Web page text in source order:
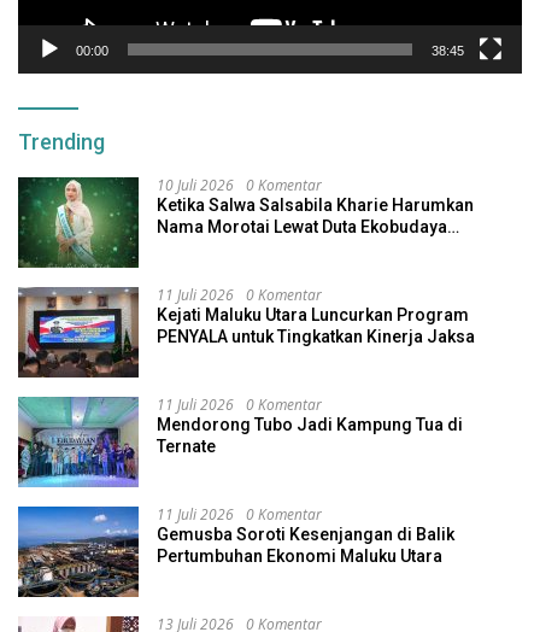
00:00 38:45
Trending
10 Juli 2026 0 Komentar
Ketika Salwa Salsabila Kharie Harumkan
Nama Morotai Lewat Duta Ekobudaya
11 Juli 2026 0 Komentar
Kejati Maluku Utara Luncurkan Program
PENYALA untuk Tingkatkan Kinerja Jaksa
11 Juli 2026 0 Komentar
Mendorong Tubo Jadi Kampung Tua di
Ternate
11 Juli 2026 0 Komentar
Gemusba Soroti Kesenjangan di Balik
Pertumbuhan Ekonomi Maluku Utara
13 Juli 2026 0 Komentar